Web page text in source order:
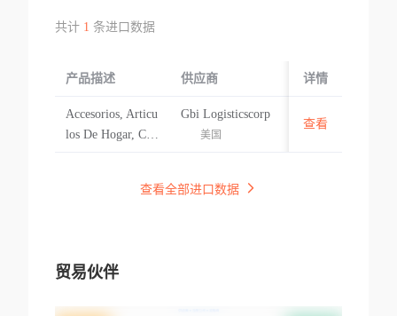
共计 1 条进口数据
产品描述 供应商 起运国/地区
详情
Accesorios, Articu
los De Hogar, Cos
Gbi Logisticscorp
美国
美国
查看
查看全部进口数据
贸易伙伴